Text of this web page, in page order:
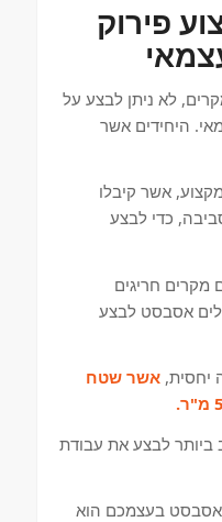
פירוק
לא ניתן לבצע על
היחידים אשר
אשר קיבלו
כדי לבצע
חריגים
אסבסט לבצע
יחסית, אשר שטח
לבצע את עבודת
אסבסט בעצמכם הוא